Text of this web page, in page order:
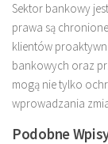
Sektor bankowy
prawa są
klientów
bankowych oraz
mogą nie tylko
wprowadzania
Podobne